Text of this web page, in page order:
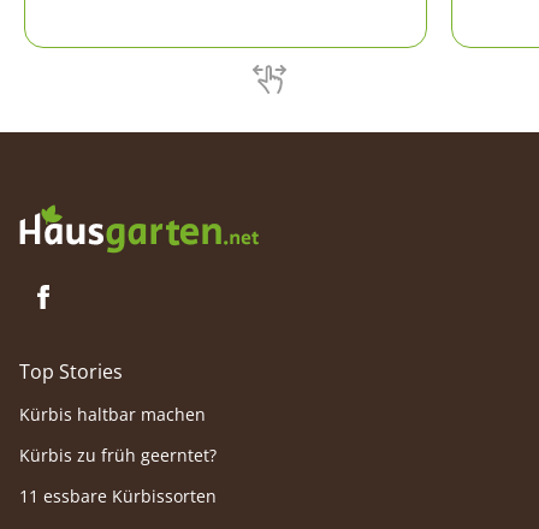
Top Stories
Kürbis haltbar machen
Kürbis zu früh geerntet?
11 essbare Kürbissorten